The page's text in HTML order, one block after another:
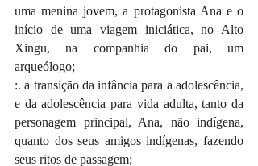
uma menina jovem, a protagonista Ana e o
início de uma viagem iniciática, no Alto
Xingu, na companhia do pai, um
arqueólogo;
:. a transição da infância para a adolescência,
e da adolescência para vida adulta, tanto da
personagem principal, Ana, não indígena,
quanto dos seus amigos indígenas, fazendo
seus ritos de passagem;